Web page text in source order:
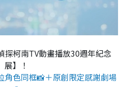
探柯南TV動畫播放30週年紀念
展】！
角色同框📸＋原創限定感謝劇場